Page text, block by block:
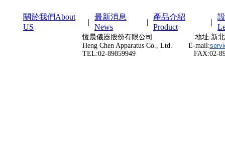
關於我們About
US
|
最新消息
News
|
產品介紹
Product
|
恆晨儀器股份有限公司 地址:新北市三
Heng Chen Apparatus Co., Ltd. E-mail:
TEL:02-89859949 FAX:02-